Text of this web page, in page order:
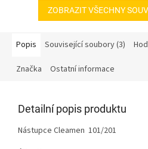
ZOBRAZIT VŠECHNY
Popis Související soubory (3)
Značka Ostatní informace
Detailní popis produktu
Nástupce Cleamen 101/201